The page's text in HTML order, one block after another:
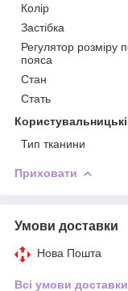
Колір
Застібка
Регулятор розміру
пояса
Стан
Стать
Тип тканини
Приховати
Умови доставки
Нова Пошта
Всі умови доставки